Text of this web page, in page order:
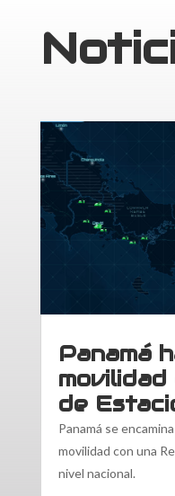
Panamá
de
Panamá se
movilidad con una
nivel nacional.